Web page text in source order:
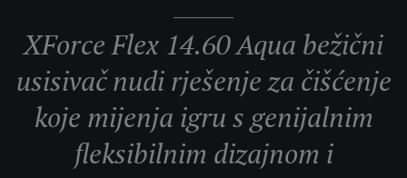
XForce Flex 14.60 Aqua bežični
usisivač nudi rješenje za čišćenje
koje mijenja igru s genijalnim
fleksibilnim dizajnom i